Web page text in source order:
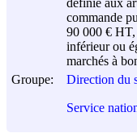
définie aux
commande
90 000 € HT,
inférieur ou
marchés à
Groupe:
Direction du
Service